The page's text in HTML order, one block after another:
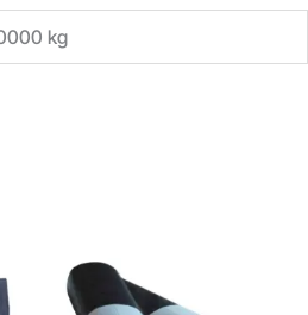
kg